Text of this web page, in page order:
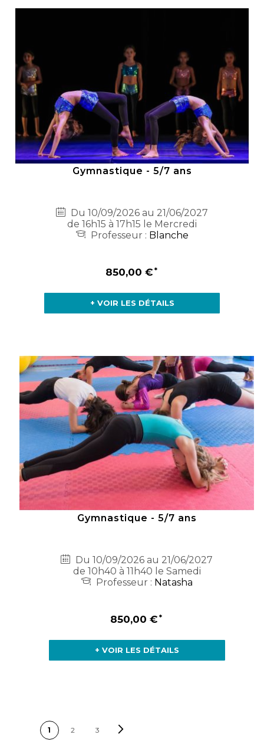
Gymnastique - 5/7 ans
Du 10/09/2026 au 21/06/2027
de 16h15 à 17h15 le Mercredi
Professeur : Blanche
850,00 €
+ VOIR LES DÉTAILS
Gymnastique - 5/7 ans
Du 10/09/2026 au 21/06/2027
de 10h40 à 11h40 le Samedi
Professeur : Natasha
850,00 €
+ VOIR LES DÉTAILS
Vous lisez actuellement la
1 Page
2 3